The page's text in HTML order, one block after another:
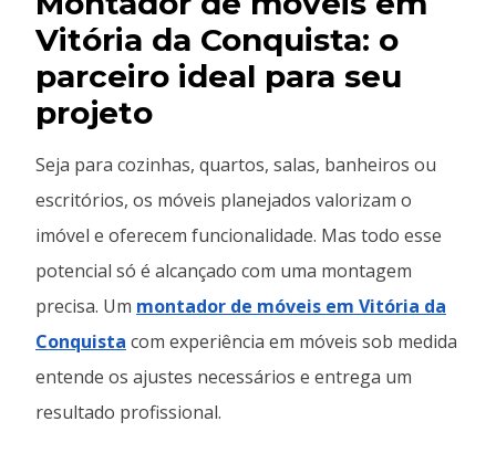
Vitória da Conquista: o
parceiro ideal para seu
projeto
Seja para cozinhas, quartos, salas, banheiros ou
escritórios, os móveis planejados valorizam o
imóvel e oferecem funcionalidade. Mas todo esse
potencial só é alcançado com uma montagem
precisa. Um montador de móveis em Vitória da
Conquista com experiência em móveis sob medida
entende os ajustes necessários e entrega um
resultado profissional.